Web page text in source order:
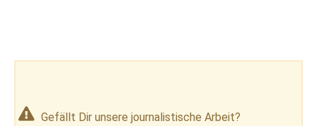
Gefällt Dir unsere journalistische Arbeit?